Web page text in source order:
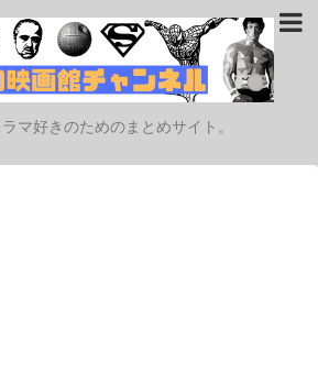
マ好きのためのまとめサイト。